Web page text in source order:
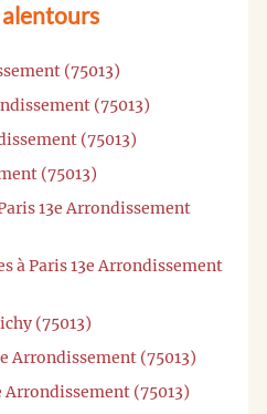
alentours
(75013)
(75013)
(75013)
(75013)
13e Arrondissement
à Paris 13e Arrondissement
(75013)
Arrondissement (75013)
(75013)